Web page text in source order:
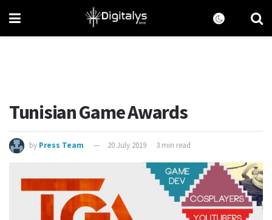
Tunisian Game Awards
by Press Team 20 July 2019 3 min read